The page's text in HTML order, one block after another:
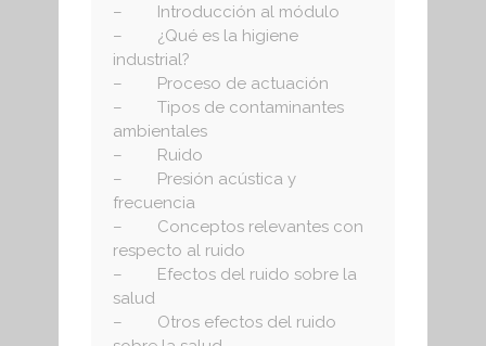
– Introducción al módulo
– ¿Qué es la higiene
industrial?
– Proceso de actuación
– Tipos de contaminantes
ambientales
– Ruido
– Presión acústica y
frecuencia
– Conceptos relevantes con
respecto al ruido
– Efectos del ruido sobre la
salud
– Otros efectos del ruido